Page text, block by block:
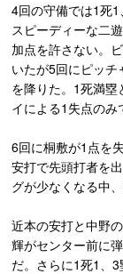
4回の守備では1死
スピーディーな二
加点を許さない。
いたが5回にピッチ
を降りた。1死満塁
イによる1失点のみ
6回に桐敷が1点を
安打で先頭打者を
グが少なくなる中
近本の安打と中野
輝がセンター前に
だ。さらに1死1、